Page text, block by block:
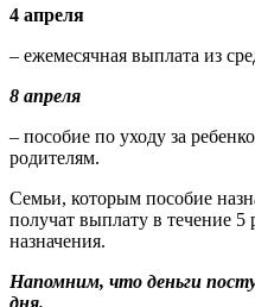
4 апреля
– ежемесячная выплата из
8 апреля
– пособие по уходу за
родителям.
Семьи, которым пособие
получат выплату в течение 5
назначения.
Напомним, что деньги
дня.